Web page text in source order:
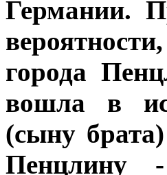
Германии.
города
вошла в
(сыну
Пенцлину -